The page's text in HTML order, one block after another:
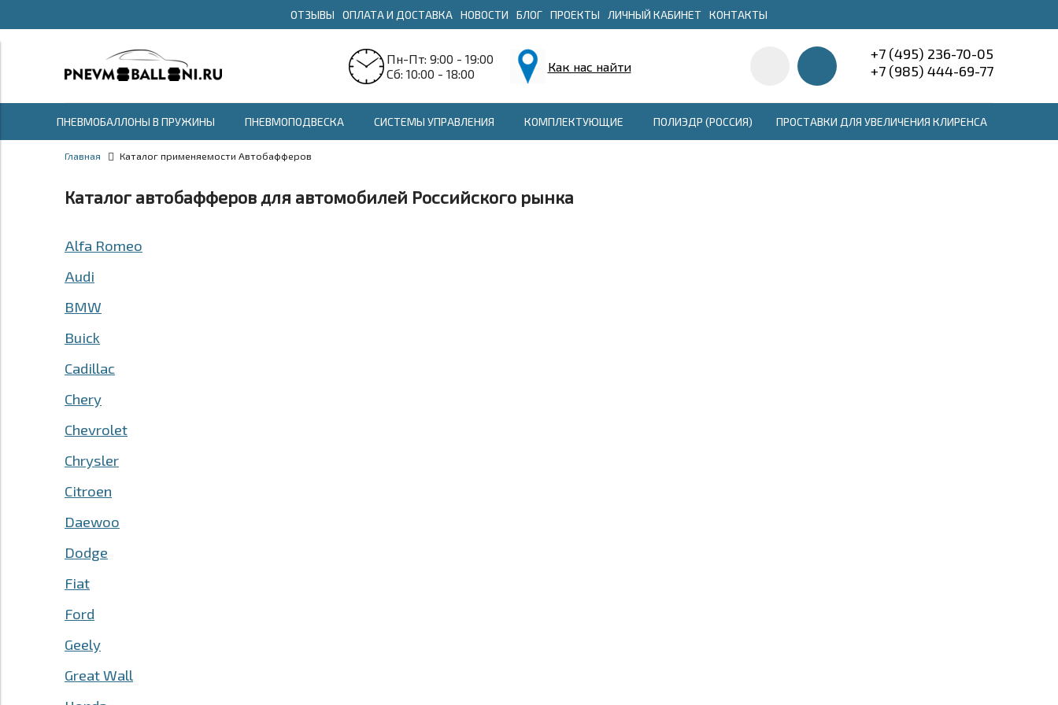
ОТЗЫВЫ ОПЛАТА И ДОСТАВКА НОВОСТИ БЛОГ ПРОЕКТЫ ЛИЧНЫЙ КАБИНЕТ КОНТАКТЫ
Пн-Пт: 9:00 - 19:00
Сб: 10:00 - 18:00
Как нас найти
+7 (495) 236-70-05
+7 (985) 444-69-77
ПНЕВМОБАЛЛОНЫ В ПРУЖИНЫ ПНЕВМОПОДВЕСКА СИСТЕМЫ УПРАВЛЕНИЯ КОМПЛЕКТУЮЩИЕ ПОЛИЭДР (РОССИЯ) ПРОСТАВКИ ДЛЯ УВЕЛИЧЕНИЯ КЛИРЕНСА
Главная Каталог применяемости Автобафферов
Каталог автобафферов для автомобилей Российского рынка
Alfa Romeo
Audi
BMW
Buick
Cadillac
Chery
Chevrolet
Chrysler
Citroen
Daewoo
Dodge
Fiat
Ford
Geely
Great Wall